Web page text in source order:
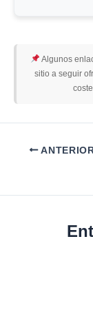
Algunos
sitio a seguir